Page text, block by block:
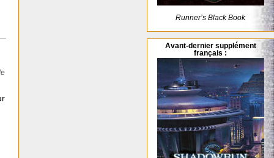
Runner’s Black Book
Avant-dernier supplément
français :